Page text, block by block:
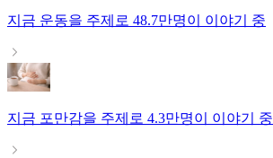
지금 운동을 주제로 48.7만명이 이야기 중
지금 포만감을 주제로 4.3만명이 이야기 중